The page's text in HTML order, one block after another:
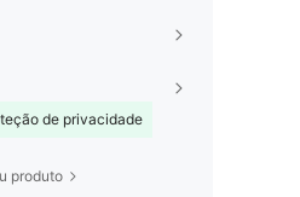
de privacidade
produto